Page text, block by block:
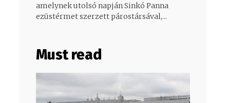
amelynek utolsó napján Sinkó Panna
ezüstérmet szerzett párostársával,...
Must read